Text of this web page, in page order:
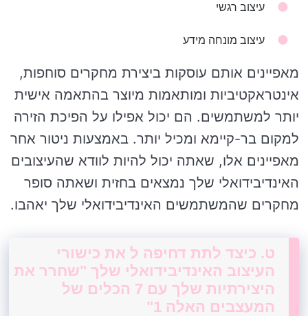
עיצוב רגשי
עיצוב מונחה מידע
מאפיינים אותם עוסקות ביצירת מחקרים סוחפות,
אינטראקטיביות ומותאמות מיוצר בהתאמה אישית
יותר למשתמשים. הם יכול אפילו על הפיכת הזירה
למקום בר-קיימא ומכיל יותר. באמצעות ניטור אחר
מאפיינים אלו, שאתה יכול להיות לוודא שהעיצובים
האינדיבידואלי שלך נמצאים בחזית ושאתה סופר
מחקרים שהמשתמשים האינדיבידואלי שלך יאהבו.
ט. כיצד לתת דחיפה ל את כישורי
העיצוב האינדיבידואלי שלך "שחרר את
היצירתיות שלך עם 7 הכלים של
המעצבים האלה 1"